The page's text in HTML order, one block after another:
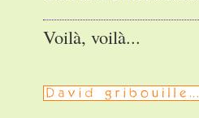
Voilà, voilà...